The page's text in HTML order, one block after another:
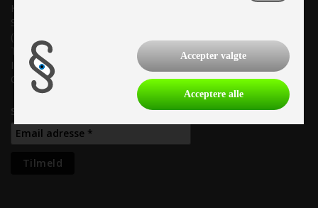
Kronjyllands Camping Center A/S
Suderholmen 10, 8960 Randers SØ
(Lige ud til Grenåvej)
Tlf. +45 87 10 98 70
Info@as-kcc.dk
CVR: 33 38 77 33
Samtykke til nyhedsbrev
Accepter valgte
Acceptere alle